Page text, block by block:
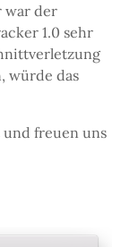
war der
1.0 sehr
würde das
freuen uns